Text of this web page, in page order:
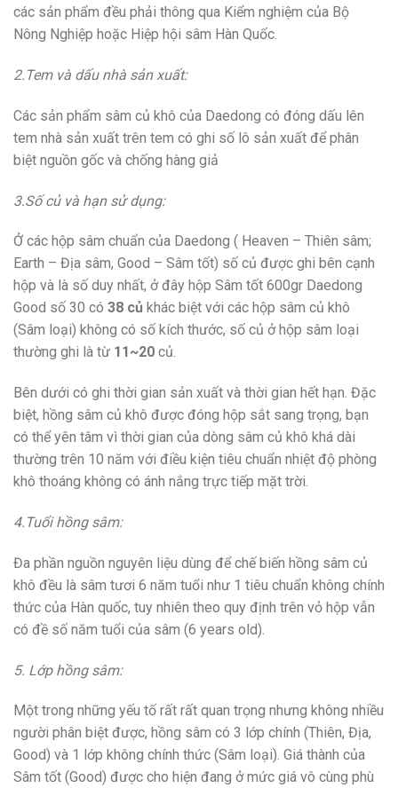
các sản phẩm đều phải thông qua Kiểm nghiệm của Bộ
Nông Nghiệp hoặc Hiệp hội sâm Hàn Quốc.
2.Tem và dấu nhà sản xuất:
Các sản phẩm sâm củ khô của Daedong có đóng dấu lên
tem nhà sản xuất trên tem có ghi số lô sản xuất để phân
biệt nguồn gốc và chống hàng giả
3.Số củ và hạn sử dụng:
Ở các hộp sâm chuẩn của Daedong ( Heaven – Thiên sâm;
Earth – Địa sâm, Good – Sâm tốt) số củ được ghi bên cạnh
hộp và là số duy nhất, ở đây hộp Sâm tốt 600gr Daedong
Good số 30 có 38 củ khác biệt với các hộp sâm củ khô
(Sâm loại) không có số kích thước, số củ ở hộp sâm loại
thường ghi là từ 11~20 củ.
Bên dưới có ghi thời gian sản xuất và thời gian hết hạn. Đặc
biệt, hồng sâm củ khô được đóng hộp sắt sang trọng, bạn
có thể yên tâm vì thời gian của dòng sâm củ khô khá dài
thường trên 10 năm với điều kiện tiêu chuẩn nhiệt độ phòng
khô thoáng không có ánh nắng trực tiếp mặt trời.
4.Tuổi hồng sâm:
Đa phần nguồn nguyên liệu dùng để chế biến hồng sâm củ
khô đều là sâm tươi 6 năm tuổi như 1 tiêu chuẩn không chính
thức của Hàn quốc, tuy nhiên theo quy định trên vỏ hộp vẫn
có đề số năm tuổi của sâm (6 years old).
5. Lớp hồng sâm:
Một trong những yếu tố rất rất quan trọng nhưng không nhiều
người phân biệt được, hồng sâm có 3 lớp chính (Thiên, Địa,
Good) và 1 lớp không chính thức (Sâm loại). Giá thành của
Sâm tốt (Good) được cho hiện đang ở mức giá vô cùng phù